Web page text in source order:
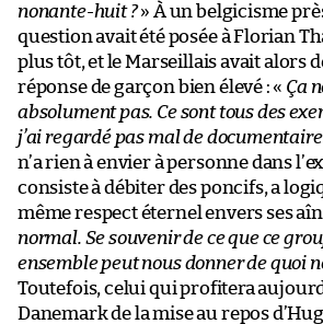
nonante-huit ?» À un belgicisme
question avait été posée à Florian
plus tôt, et le Marseillais avait alors
réponse de garçon bien élevé : « Ça
absolument pas. Ce sont tous des
j’ai regardé pas mal de
n’a rien à envier à personne dans
consiste à débiter des poncifs, a
même respect éternel envers ses
normal. Se souvenir de ce que ce
ensemble peut nous donner de quoi
Toutefois, celui qui profitera
Danemark de la mise au repos